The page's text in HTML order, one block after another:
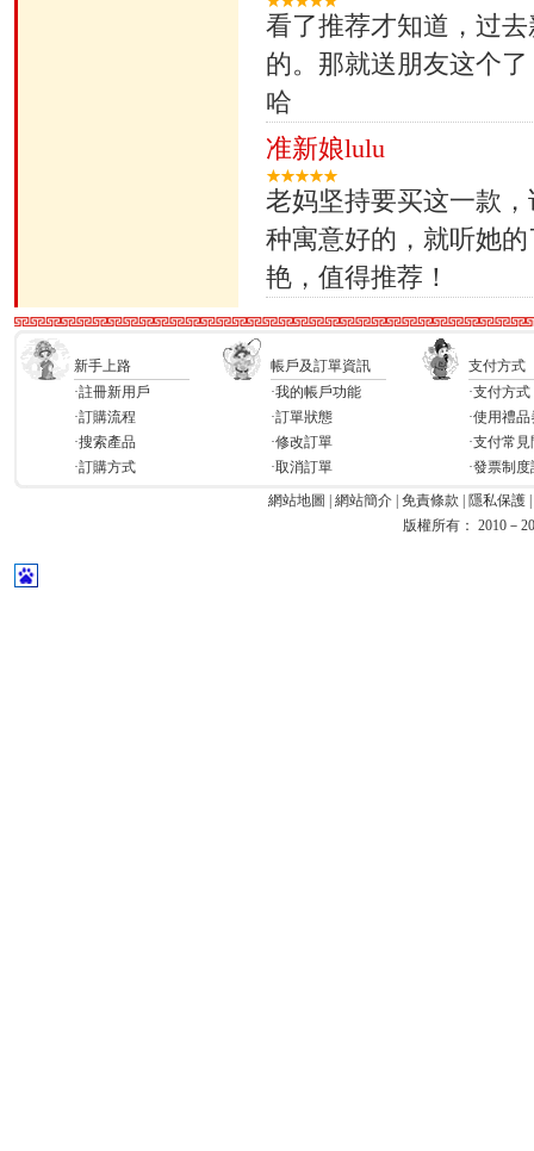
看了推荐才知道，过
的。那就送朋友这个
哈
准新娘lulu
老妈坚持要买这一款
种寓意好的，就听她
艳，值得推荐！
新手上路 帳戶及訂單資訊
支付方式
·註冊新用戶
·訂購流程
·搜索產品
·訂購方式
·我的帳戶功能
·訂單狀態
·修改訂單
·取消訂單
·支付方式
·使用禮品
·支付常
·發票制
網站地圖
網站簡介 免責條款 隱私保護
版權所有： 2010－